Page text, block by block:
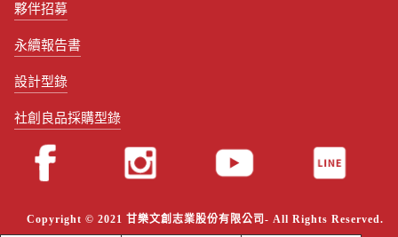
夥伴招募
永續報告書
設計型錄
社創良品採購型錄
Copyright © 2021 甘樂文創志業股份有限公司- All Rights Reserved.